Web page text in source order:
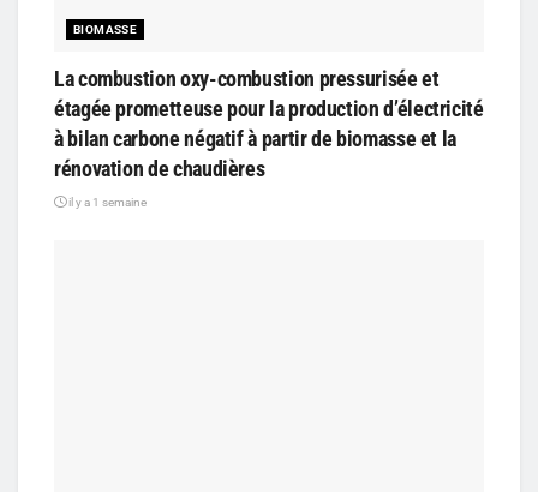
BIOMASSE
La combustion oxy-combustion pressurisée et
étagée prometteuse pour la production d’électricité
à bilan carbone négatif à partir de biomasse et la
rénovation de chaudières
il y a 1 semaine